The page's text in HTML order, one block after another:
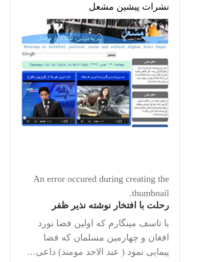
نشرات پیشین مشعل
An error occured during creating the
thumbnail.
رحلت با افتخار نوشته نذیر ظفر
با تاسف مینگارم که اولین فضا نورد
افغان و چهارمین مسلمان که فضا
پیمایی نمود ( عبد الاحد مومند) داعی…